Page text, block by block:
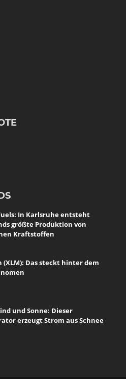
In Karlsruhe entsteht
größte Produktion von
Kraftstoffen
(XLM): Das steckt hinter dem
und Sonne: Dieser
erzeugt Strom aus Schnee